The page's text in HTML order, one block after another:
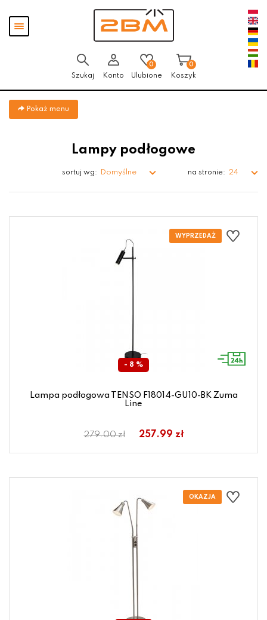
Pokaż
menu
Szukaj Konto
0
Ulubione
0
Koszyk
Pokaż menu
Lampy podłogowe
sortuj wg: Domyślne na stronie: 24
- 8 %
Lampa podłogowa TENSO F18014-GU10-BK Zuma
Line
279.00 zł 257.99 zł